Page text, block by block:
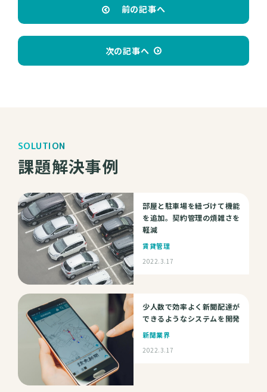
前の記事へ
次の記事へ
SOLUTION
課題解決事例
部屋と駐車場を紐づけて機能
を追加。契約管理の煩雑さを
軽減
賃貸管理
2022.3.17
少人数で効率よく新聞配達が
できるようなシステムを開発
新聞業界
2022.3.17